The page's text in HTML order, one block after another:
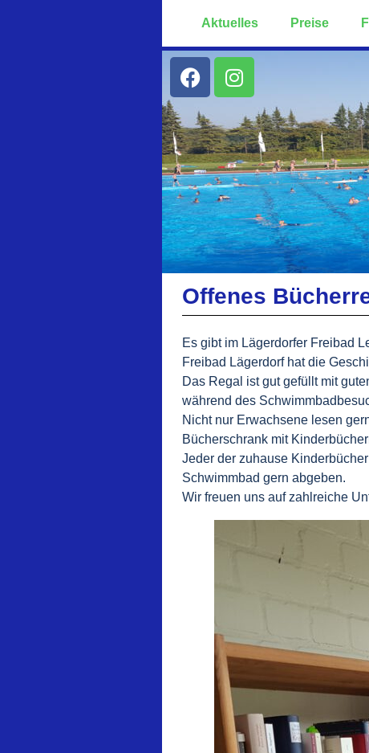
Aktuelles Preise
Offenes
Es gibt im Lägerdorfer Freibad
Freibad Lägerdorf hat die
Das Regal ist gut gefüllt mit
während des
Nicht nur Erwachsene lesen
Bücherschrank mit
Jeder der zuhause
Schwimmbad gern abgeben.
Wir freuen uns auf zahlreiche